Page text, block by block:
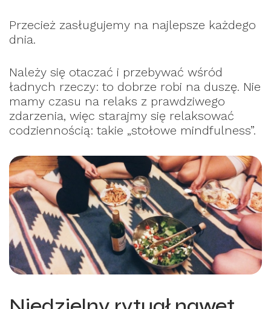
Przecież zasługujemy na najlepsze każdego
dnia.
Należy się otaczać i przebywać wśród
ładnych rzeczy: to dobrze robi na duszę. Nie
mamy czasu na relaks z prawdziwego
zdarzenia, więc starajmy się relaksować
codziennością: takie „stołowe mindfulness”.